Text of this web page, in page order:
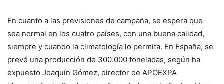
En cuanto a las previsiones de campaña, se espera que
sea normal en los cuatro países, con una buena calidad,
siempre y cuando la climatología lo permita. En España, se
prevé una producción de 300.000 toneladas, según ha
expuesto Joaquín Gómez, director de APOEXPA